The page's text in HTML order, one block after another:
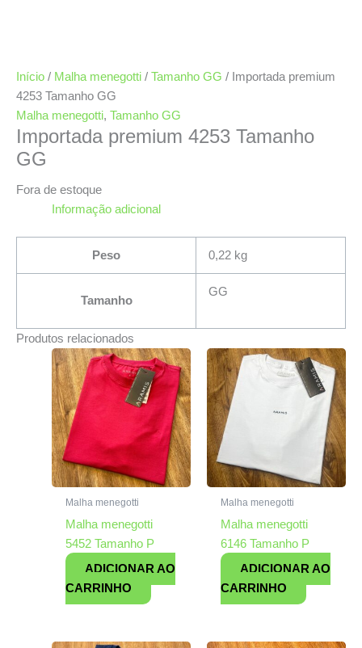
Início / Malha menegotti / Tamanho GG / Importada premium
4253 Tamanho GG
Malha menegotti, Tamanho GG
Importada premium 4253 Tamanho
GG
Fora de estoque
Informação adicional
Peso 0,22 kg
Tamanho
GG
Produtos relacionados
Malha menegotti
Malha menegotti
5452 Tamanho P
ADICIONAR AO
CARRINHO
Malha menegotti
Malha menegotti
6146 Tamanho P
ADICIONAR AO
CARRINHO